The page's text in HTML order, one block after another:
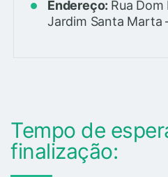
Endereço: Rua Dom
Jardim Santa Marta
Tempo de
finalização: